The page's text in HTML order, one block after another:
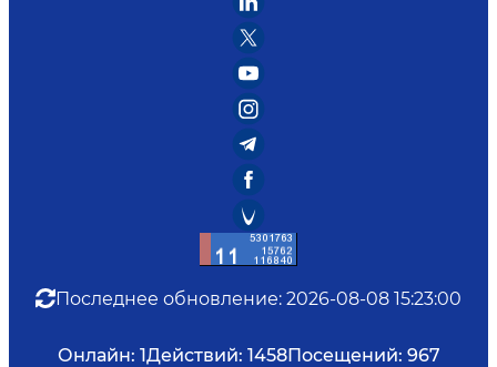
Последнее обновление: 2026-08-08 15:23:00
Онлайн: 1Действий: 1458Посещений: 967